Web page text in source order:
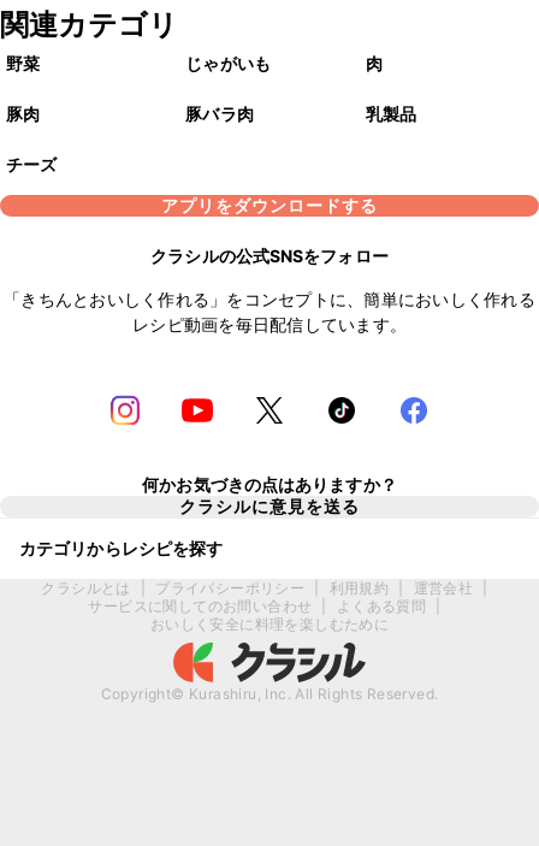
関連カテゴリ
野菜 じゃがいも 肉
豚肉 豚バラ肉 乳製品
チーズ
アプリをダウンロードする
クラシルの公式SNSをフォロー
「きちんとおいしく作れる」をコンセプトに、簡単においしく作れる
レシピ動画を毎日配信しています。
何かお気づきの点はありますか？
クラシルに意見を送る
カテゴリからレシピを探す
クラシルとは プライバシーポリシー 利用規約 運営会社
サービスに関してのお問い合わせ
よくある質問
おいしく安全に料理を楽しむために
Copyright© Kurashiru, Inc. All Rights Reserved.